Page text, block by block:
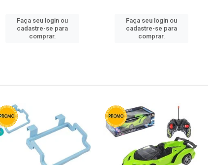
Faça seu login ou
cadastre-se para
comprar.
Faça seu login ou
cadastre-se para
comprar.